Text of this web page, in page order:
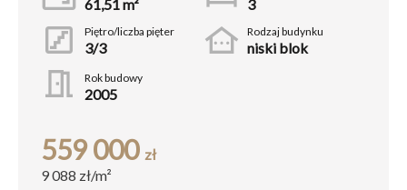
61,51 m² 3
stairs Piętro/liczba pięter
3/3 other_houses Rodzaj budynku
niski blok
meeting_room Rok budowy
2005
559 000 zł
9 088 zł/m²